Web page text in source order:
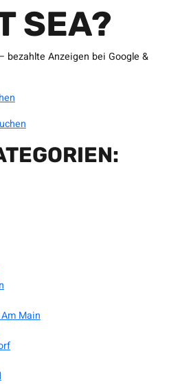
SEA?
bezahlte Anzeigen bei Google &
Main